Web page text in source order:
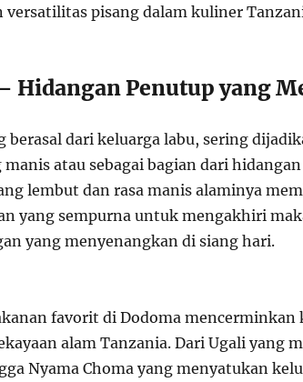
pisang dalam kuliner
Hidangan Penutup yang
berasal dari keluarga labu, sering
atau sebagai bagian dari
lembut dan rasa manis alaminya
yang sempurna untuk mengakhiri
yang menyenangkan di siang hari.
favorit di Dodoma mencerminkan
alam Tanzania. Dari Ugali yang
Nyama Choma yang menyatukan